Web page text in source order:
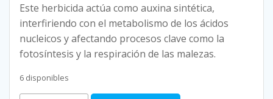
Este herbicida actúa como auxina sintética,
interfiriendo con el metabolismo de los ácidos
nucleicos y afectando procesos clave como la
fotosíntesis y la respiración de las malezas.
6 disponibles